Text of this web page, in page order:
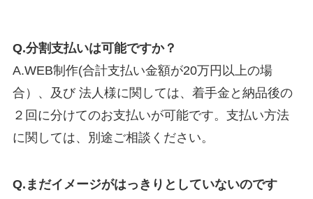
Q.分割支払いは可能ですか？
A.WEB制作(合計支払い金額が20万円以上の場
合）、及び 法人様に関しては、着手金と納品後の
２回に分けてのお支払いが可能です。支払い方法
に関しては、別途ご相談ください。
Q.まだイメージがはっきりとしていないのです